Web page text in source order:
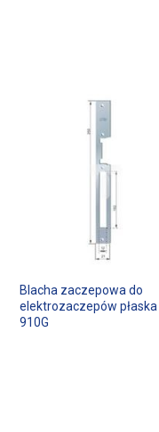
Blacha zaczepowa do
elektrozaczepów płaska
910G